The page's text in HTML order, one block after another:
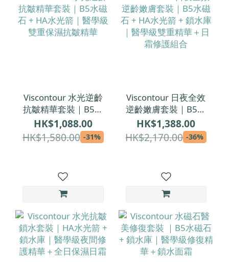
Viscontour 水光逆齡
抗皺精華套裝｜B5水
磁石 + HA水光箭｜醫
學級雙重保濕抗皺精
華
HK$1,088.00
HK$1,580.00 -31%
Viscontour 日夜全效
逆齡嫩膚套裝｜B5水
磁石 + HA水光箭 + 鎖
水庫｜醫學級雙重精
華＋日霜修護組合
HK$1,388.00
HK$2,170.00 -36%